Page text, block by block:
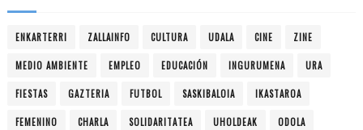
ENKARTERRI ZALLAINFO CULTURA UDALA CINE ZINE
MEDIO AMBIENTE EMPLEO EDUCACIÓN INGURUMENA URA
FIESTAS GAZTERIA FUTBOL SASKIBALOIA IKASTAROA
FEMENINO CHARLA SOLIDARITATEA UHOLDEAK ODOLA